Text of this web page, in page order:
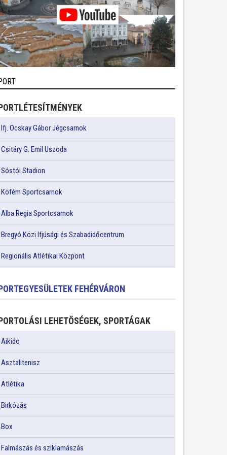
Ifj. Ocskay Gábor Jégcsarnok
Csitáry G. Emil Uszoda
Sóstói Stadion
Köfém Sportcsarnok
Alba Regia Sportcsarnok
Bregyó Közi Ifjúsági és Szabadidőcentrum
Regionális Atlétikai Központ
FEHÉRVÁRON
LEHETŐSÉGEK, SPORTÁGAK
Aikido
Asztalitenisz
Atlétika
Birkózás
Box
Falmászás és sziklamászás